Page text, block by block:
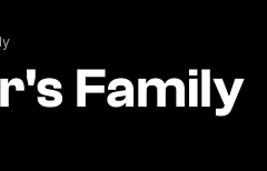
Family